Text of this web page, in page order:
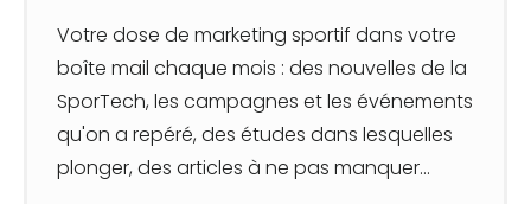
Votre dose de marketing sportif dans votre
boîte mail chaque mois : des nouvelles de la
SporTech, les campagnes et les événements
qu'on a repéré, des études dans lesquelles
plonger, des articles à ne pas manquer...